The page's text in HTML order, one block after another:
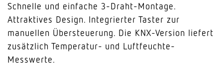
Schnelle und einfache 3-Draht-Montage.
Attraktives Design. Integrierter Taster zur
manuellen Übersteuerung. Die KNX-Version liefert
zusätzlich Temperatur- und Luftfeuchte-
Messwerte.